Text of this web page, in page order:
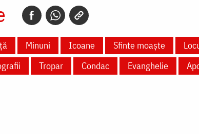
Minuni Icoane Sfinte moaște
Tropar Condac Evanghelie